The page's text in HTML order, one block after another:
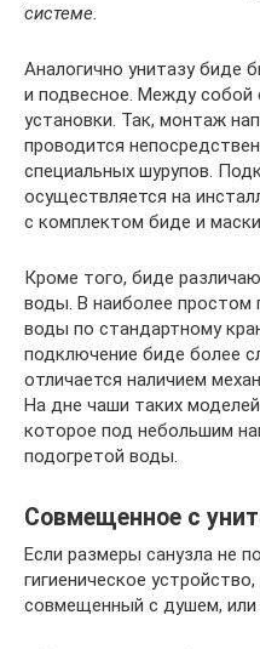
системе.
Аналогично унитазу биде
и подвесное. Между
установки. Так, монтаж
проводится
специальных шурупов.
осуществляется на
с комплектом биде и
Кроме того, биде
воды. В наиболее простом
воды по стандартному
подключение биде более
отличается наличием
На дне чаши таких
которое под небольшим
подогретой воды.
Совмещенное с
Если размеры санузла не
гигиеническое
совмещенный с душем,